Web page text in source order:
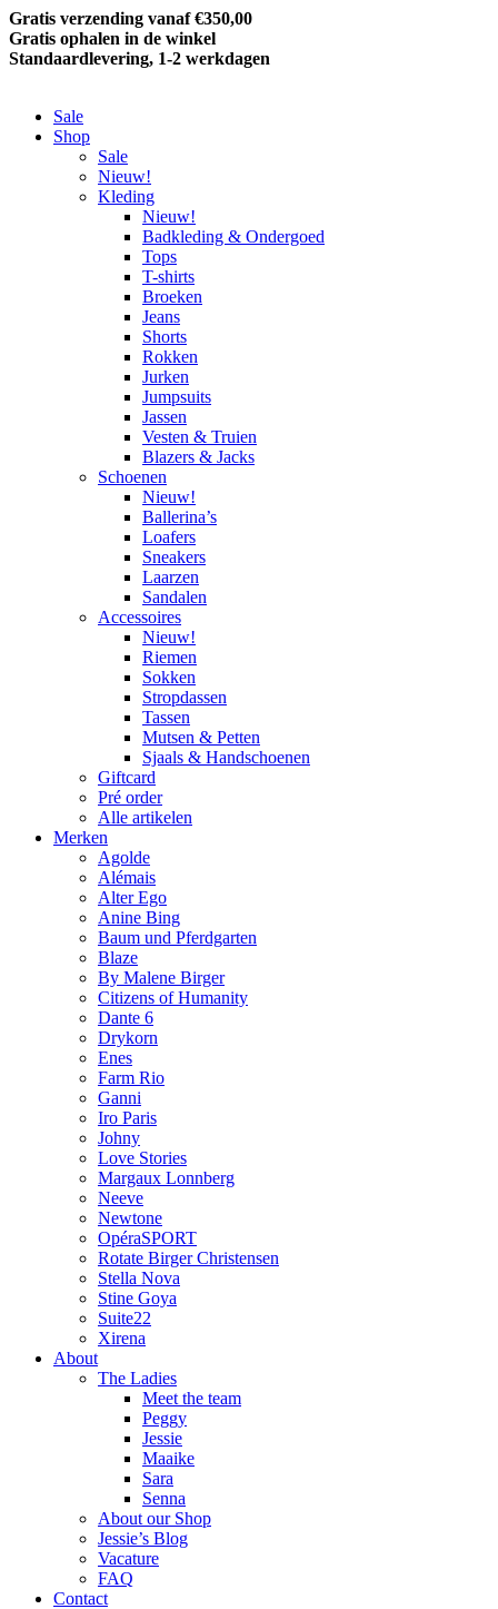
Gratis verzending vanaf €350,00
Gratis ophalen in de winkel
Standaardlevering, 1-2 werkdagen
Sale
Shop
Sale
Nieuw!
Kleding
Nieuw!
Badkleding & Ondergoed
Tops
T-shirts
Broeken
Jeans
Shorts
Rokken
Jurken
Jumpsuits
Jassen
Vesten & Truien
Blazers & Jacks
Schoenen
Nieuw!
Ballerina’s
Loafers
Sneakers
Laarzen
Sandalen
Accessoires
Nieuw!
Riemen
Sokken
Stropdassen
Tassen
Mutsen & Petten
Sjaals & Handschoenen
Giftcard
Pré order
Alle artikelen
Merken
Agolde
Alémais
Alter Ego
Anine Bing
Baum und Pferdgarten
Blaze
By Malene Birger
Citizens of Humanity
Dante 6
Drykorn
Enes
Farm Rio
Ganni
Iro Paris
Johny
Love Stories
Margaux Lonnberg
Neeve
Newtone
OpéraSPORT
Rotate Birger Christensen
Stella Nova
Stine Goya
Suite22
Xirena
About
The Ladies
Meet the team
Peggy
Jessie
Maaike
Sara
Senna
About our Shop
Jessie’s Blog
Vacature
FAQ
Contact